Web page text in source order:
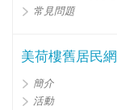
常見問題
美荷樓舊居民
簡介
活動